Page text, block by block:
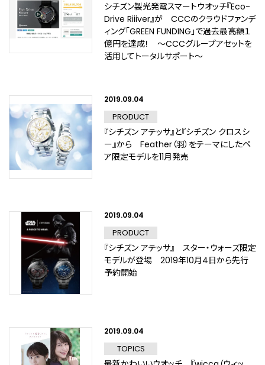
シチズン製光発電スマートウオッチ『Eco-
Drive Riiiver』が CCCのクラウドファンデ
ィング「GREEN FUNDING」で過去最高額１
億円を達成！ ～CCCグループアセットを
活用してトータルサポート～
2019.09.04
PRODUCT
『シチズン アテッサ』と『シチズン クロスシ
ー』から Feather（羽）をテーマにしたペ
ア限定モデルを11月発売
2019.09.04
PRODUCT
『シチズン アテッサ』 スター・ウォーズ限定
モデルが登場 2019年10月4日から先行
予約開始
2019.09.04
TOPICS